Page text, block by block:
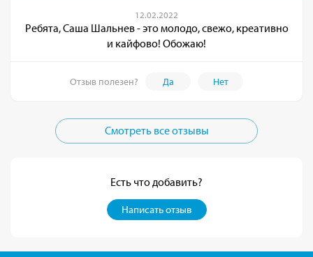
12.02.2022
Ребята, Саша Шальнев - это молодо, свежо, креативно
и кайфово! Обожаю!
Отзыв полезен? Да Нет
Смотреть все отзывы
Есть что добавить?
Написать отзыв